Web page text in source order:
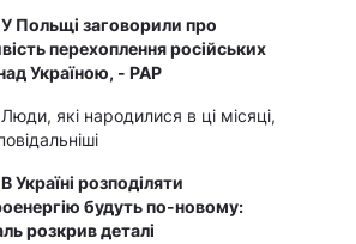
У Польщі заговорили про
перехоплення російських
Україною, - PAP
Люди, які народилися в ці місяці,
В Україні розподіляти
будуть по-новому:
розкрив деталі